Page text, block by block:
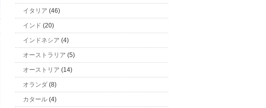
イタリア (46)
インド (20)
インドネシア (4)
オーストラリア (5)
オーストリア (14)
オランダ (8)
カタール (4)